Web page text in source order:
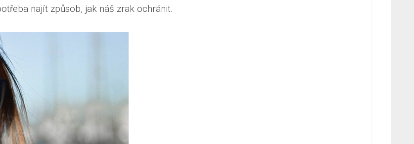
najít způsob, jak náš zrak ochránit.